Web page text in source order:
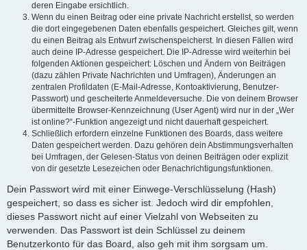
deren Eingabe ersichtlich.
Wenn du einen Beitrag oder eine private Nachricht erstellst, so werden
die dort eingegebenen Daten ebenfalls gespeichert. Gleiches gilt, wenn
du einen Beitrag als Entwurf zwischenspeicherst. In diesen Fällen wird
auch deine IP-Adresse gespeichert. Die IP-Adresse wird weiterhin bei
folgenden Aktionen gespeichert: Löschen und Ändern von Beiträgen
(dazu zählen Private Nachrichten und Umfragen), Änderungen an
zentralen Profildaten (E-Mail-Adresse, Kontoaktivierung, Benutzer-
Passwort) und gescheiterte Anmeldeversuche. Die von deinem Browser
übermittelte Browser-Kennzeichnung (User Agent) wird nur in der „Wer
ist online?“-Funktion angezeigt und nicht dauerhaft gespeichert.
Schließlich erfordern einzelne Funktionen des Boards, dass weitere
Daten gespeichert werden. Dazu gehören dein Abstimmungsverhalten
bei Umfragen, der Gelesen-Status von deinen Beiträgen oder explizit
von dir gesetzte Lesezeichen oder Benachrichtigungsfunktionen.
Dein Passwort wird mit einer Einwege-Verschlüsselung (Hash)
gespeichert, so dass es sicher ist. Jedoch wird dir empfohlen,
dieses Passwort nicht auf einer Vielzahl von Webseiten zu
verwenden. Das Passwort ist dein Schlüssel zu deinem
Benutzerkonto für das Board, also geh mit ihm sorgsam um.